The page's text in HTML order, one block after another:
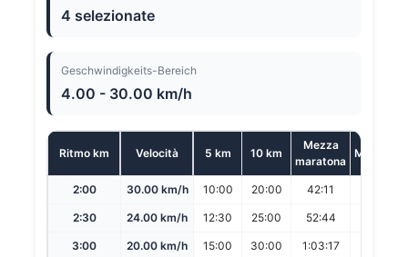
4 selezionate
Geschwindigkeits-Bereich
4.00 - 30.00 km/h
Ritmo km Velocità 5 km 10 km
Mezza
maratona
Maratona
2:00 30.00 km/h 10:00 20:00 42:11
2:30 24.00 km/h 12:30 25:00 52:44
3:00 20.00 km/h 15:00 30:00 1:03:17